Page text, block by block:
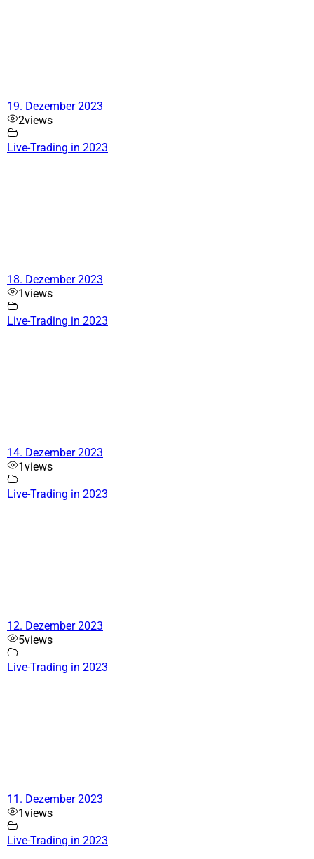
19. Dezember 2023
2views
Live-Trading in 2023
18. Dezember 2023
1views
Live-Trading in 2023
14. Dezember 2023
1views
Live-Trading in 2023
12. Dezember 2023
5views
Live-Trading in 2023
11. Dezember 2023
1views
Live-Trading in 2023